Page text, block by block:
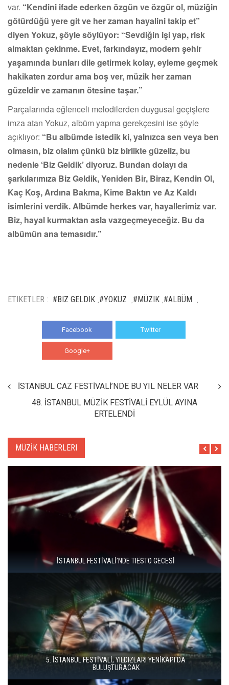
var. “Kendini ifade ederken özgün ve özgür ol, müziğin
götürdüğü yere git ve her zaman hayalini takip et”
diyen Yokuz, şöyle söylüyor: “Sevdiğin işi yap, risk
almaktan çekinme. Evet, farkındayız, modern şehir
yaşamında bunları dile getirmek kolay, eyleme geçmek
hakikaten zordur ama boş ver, müzik her zaman
güzeldir ve zamanın ötesine taşar.”
Parçalarında eğlenceli melodilerden duygusal geçişlere
imza atan Yokuz, albüm yapma gerekçesini ise şöyle
açıklıyor: “Bu albümde istedik ki, yalnızca sen veya ben
olmasın, biz olalım çünkü biz birlikte güzeliz, bu
nedenle ‘Biz Geldik’ diyoruz. Bundan dolayı da
şarkılarımıza Biz Geldik, Yeniden Bir, Biraz, Kendin Ol,
Kaç Koş, Ardına Bakma, Kime Baktın ve Az Kaldı
isimlerini verdik. Albümde herkes var, hayallerimiz var.
Biz, hayal kurmaktan asla vazgeçmeyeceğiz. Bu da
albümün ana temasıdır.”
ETIKETLER : #BIZ GELDIK #YOKUZ #MÜZIK #ALBÜM
Facebook Twitter
Google+
İSTANBUL CAZ FESTİVALİ’NDE BU YIL NELER VAR
48. İSTANBUL MÜZİK FESTİVALİ EYLÜL AYINA
ERTELENDİ
MÜZİK HABERLERI
BABYMETAL, İSTANBUL'U METAL VE GÖRSEL ŞOVLA
BULUŞTURDU
İSTANBUL MÜZİK FESTİVALİ'NDE TURGAY ERDENER'DEN
"KÖROĞLU" ÇAĞRISI